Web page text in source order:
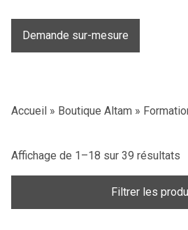
Demande sur-mesure
Accueil » Boutique Altam »
Affichage de 1–18 sur 39 résultats
Filtrer les